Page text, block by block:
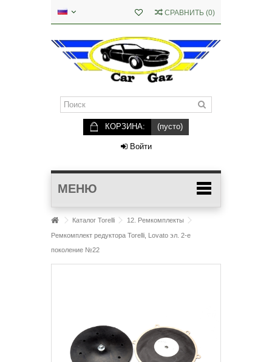
СРАВНИТЬ (0)
КОРЗИНА: (пусто)
Войти
МЕНЮ
Каталог Torelli 12. Ремкомплекты
Ремкомплект редуктора Torelli, Lovato эл. 2-е
поколение №22